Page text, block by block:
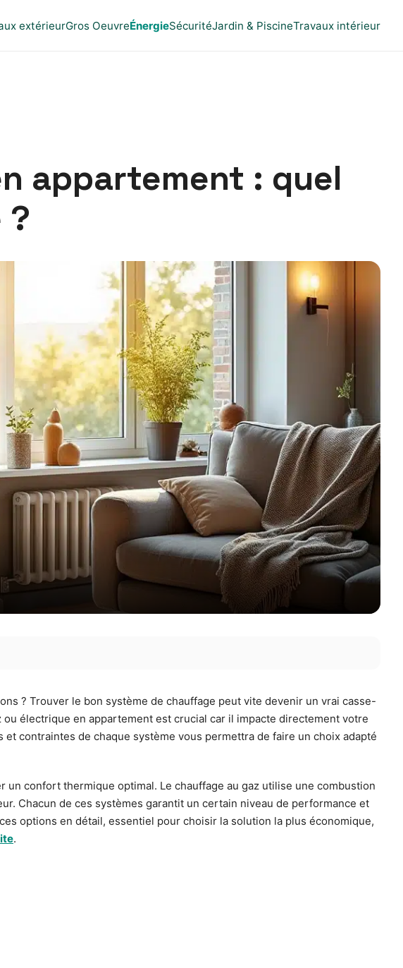
extérieurGros OeuvreÉnergieSécuritéJardin & PiscineTravaux intérieur
appartement : quel
? Trouver le bon système de chauffage peut vite devenir un vrai casse-
électrique en appartement est crucial car il impacte directement votre
contraintes de chaque système vous permettra de faire un choix adapté
confort thermique optimal. Le chauffage au gaz utilise une combustion
Chacun de ces systèmes garantit un certain niveau de performance et
options en détail, essentiel pour choisir la solution la plus économique,
.